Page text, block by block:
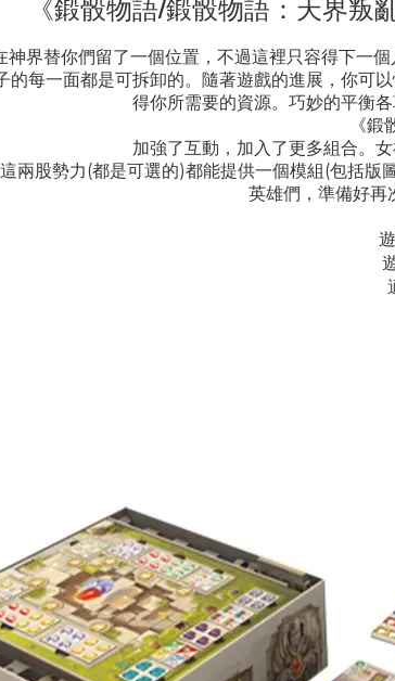
《鍛骰物語/鍛骰物語：天界叛
界替你們留了一個位置，不過這裡只容得下一
的每一面都是可拆卸的。隨著遊戲的進展，你可
得你所需要的資源。巧妙的平衡
《鍛
加強了互動，加入了更多組合。
這兩股勢力(都是可選的)都能提供一個模組(包括版
英雄們，準備好再